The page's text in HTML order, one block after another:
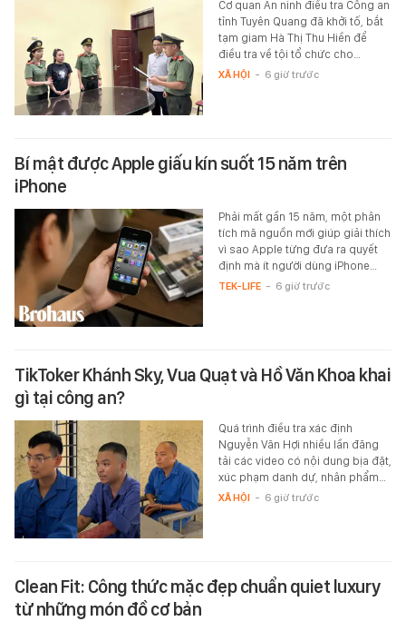
Cơ quan An ninh điều tra Công an
tỉnh Tuyên Quang đã khởi tố, bắt
tạm giam Hà Thị Thu Hiền để
điều tra về tội tổ chức cho…
XÃ HỘI - 6 giờ trước
Bí mật được Apple giấu kín suốt 15 năm trên
iPhone
Phải mất gần 15 năm, một phân
tích mã nguồn mới giúp giải thích
vì sao Apple từng đưa ra quyết
định mà ít người dùng iPhone…
TEK-LIFE - 6 giờ trước
TikToker Khánh Sky, Vua Quạt và Hồ Văn Khoa khai
gì tại công an?
Quá trình điều tra xác định
Nguyễn Văn Hợi nhiều lần đăng
tải các video có nội dung bịa đặt,
xúc phạm danh dự, nhân phẩm…
XÃ HỘI - 6 giờ trước
Clean Fit: Công thức mặc đẹp chuẩn quiet luxury
từ những món đồ cơ bản